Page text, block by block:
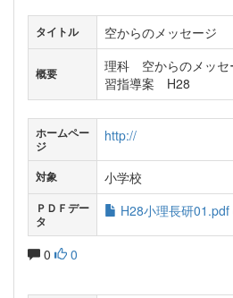
タイトル 空からのメッセージ
概要
理科 空からのメッ
習指導案 H28
ホームペー
ジ
http://
対象 小学校
ＰＤＦデー
タ
H28小理長研01.pdf
0 0